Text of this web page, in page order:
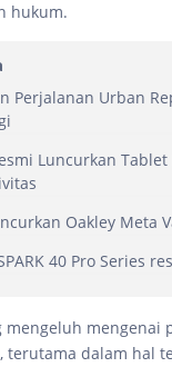
hukum.
Perjalanan Urban
Luncurkan
Oakley Meta
40 Pro Series
mengeluh mengenai
terutama dalam hal